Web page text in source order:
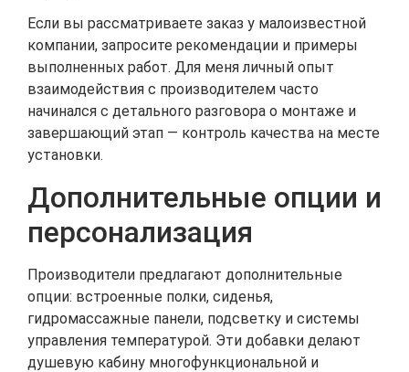
Если вы рассматриваете заказ у малоизвестной
компании, запросите рекомендации и примеры
выполненных работ. Для меня личный опыт
взаимодействия с производителем часто
начинался с детального разговора о монтаже и
завершающий этап — контроль качества на месте
установки.
Дополнительные опции и
персонализация
Производители предлагают дополнительные
опции: встроенные полки, сиденья,
гидромассажные панели, подсветку и системы
управления температурой. Эти добавки делают
душевую кабину многофункциональной и